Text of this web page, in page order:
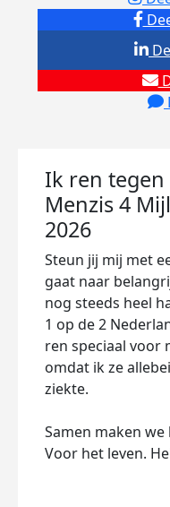
Ik ren
Menzis 4
2026
Steun jij mij met
gaat naar
nog steeds heel
1 op de 2
ren speciaal voor
omdat ik ze
ziekte.
Samen maken we
Voor het leven.